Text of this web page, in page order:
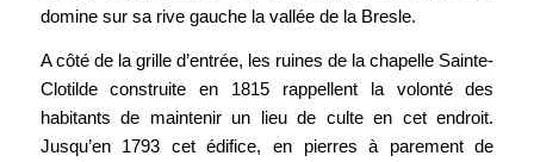
domine sur sa rive gauche la vallée de la Bresle.
A côté de la grille d’entrée, les ruines de la chapelle Sainte-
Clotilde construite en 1815 rappellent la volonté des
habitants de maintenir un lieu de culte en cet endroit.
Jusqu’en 1793 cet édifice, en pierres à parement de